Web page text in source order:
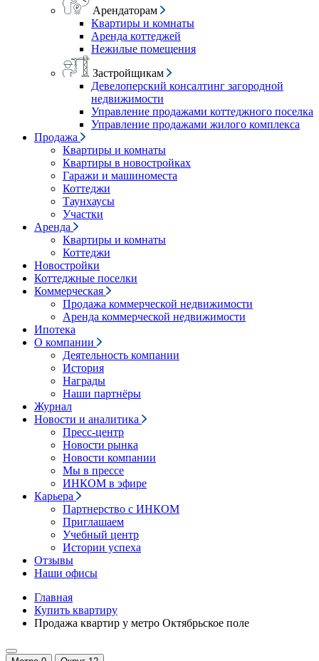
Арендаторам
Квартиры и комнаты
Аренда коттеджей
Нежилые помещения
Застройщикам
Девелоперский консалтинг загородной
недвижимости
Управление продажами коттеджного поселка
Управление продажами жилого комплекса
Продажа
Квартиры и комнаты
Квартиры в новостройках
Гаражи и машиноместа
Коттеджи
Таунхаусы
Участки
Аренда
Квартиры и комнаты
Коттеджи
Новостройки
Коттеджные поселки
Коммерческая
Продажа коммерческой недвижимости
Аренда коммерческой недвижимости
Ипотека
О компании
Деятельность компании
История
Награды
Наши партнёры
Журнал
Новости и аналитика
Пресс-центр
Новости рынка
Новости компании
Мы в прессе
ИНКОМ в эфире
Карьера
Партнерство с ИНКОМ
Приглашаем
Учебный центр
Истории успеха
Отзывы
Наши офисы
Главная
Купить квартиру
Продажа квартир у метро Октябрьское поле